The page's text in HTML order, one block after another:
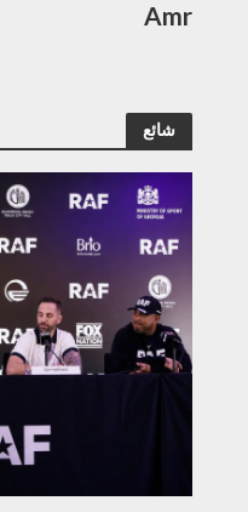
Amr
شائع